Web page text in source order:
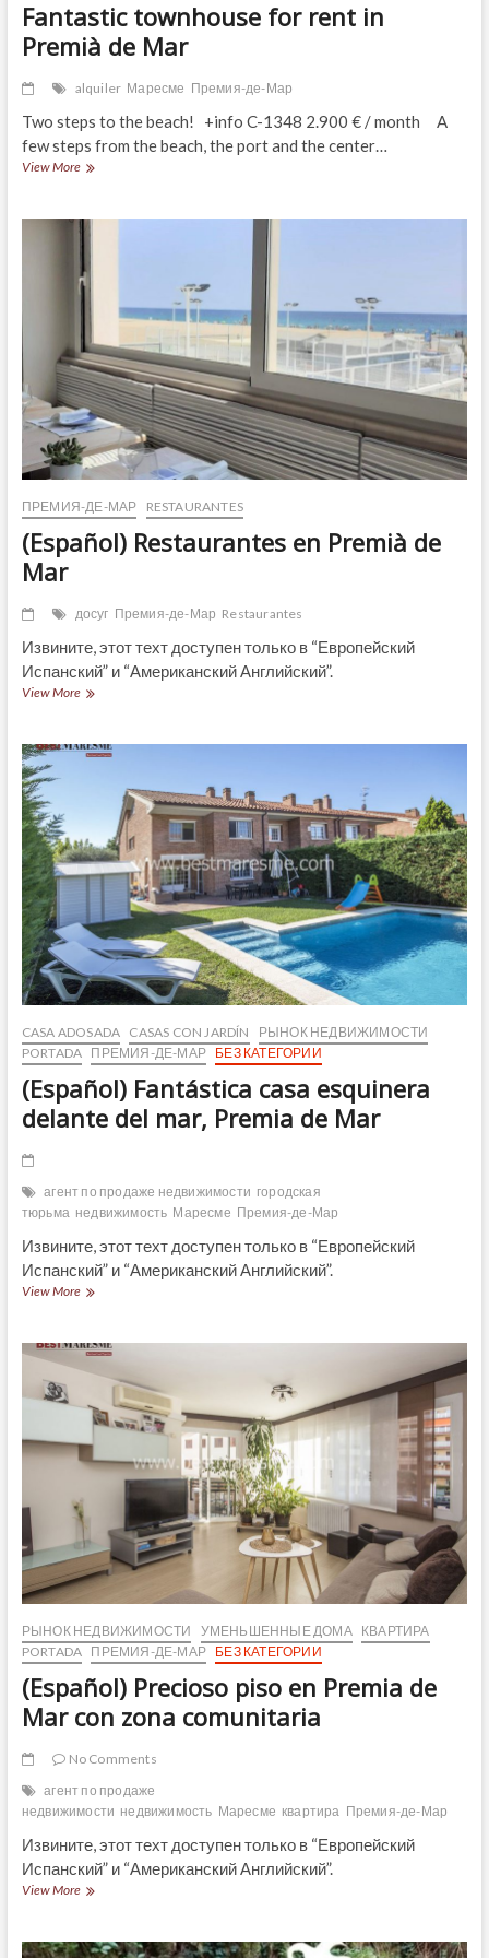
Fantastic townhouse for rent in
Premià de Mar
alquiler Маресме Премия-де-Мар
Two steps to the beach! +info C-1348 2.900 € / month A
few steps from the beach, the port and the center…
View MoreFantastic
rent
de
ПРЕМИЯ-ДЕ-МАР RESTAURANTES
(Español) Restaurantes en Premià de
Mar
досуг Премия-де-Мар Restaurantes
Извините, этот техт доступен только в “Европейский
Испанский” и “Американский Английский”.
View More(Español)
Premià
CASA ADOSADA CASAS CON JARDÍN
РЫНОК НЕДВИЖИМОСТИ
PORTADA ПРЕМИЯ-ДЕ-МАР БЕЗ КАТЕГОРИИ
(Español) Fantástica casa esquinera
delante del mar, Premia de Mar
агент по продаже недвижимости городская
тюрьма недвижимость Маресме Премия-де-Мар
Извините, этот техт доступен только в “Европейский
Испанский” и “Американский Английский”.
View More(Español)
esquinera
delante
mar,
Premia
de
Mar
РЫНОК НЕДВИЖИМОСТИ УМЕНЬШЕННЫЕ ДОМА
КВАРТИРА
PORTADA ПРЕМИЯ-ДЕ-МАР БЕЗ КАТЕГОРИИ
(Español) Precioso piso en Premia de
Mar con zona comunitaria
No Comments
агент по продаже
недвижимости недвижимость Маресме квартира Премия-де-Мар
Извините, этот техт доступен только в “Европейский
Испанский” и “Американский Английский”.
View More(Español)
en